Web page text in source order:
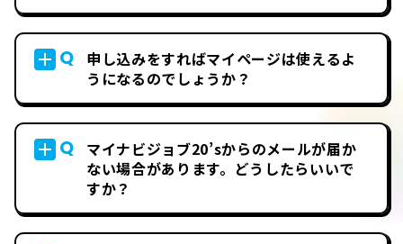
Q
申し込みをすればマイページは使えるよ
うになるのでしょうか？
Q
マイナビジョブ20’sからのメールが届か
ない場合があります。どうしたらいいで
すか？